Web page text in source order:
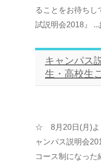
ることをお待ち
試説明会2018』 ...
キャンパス
生・高校生
☆ 8月20日(月)よ
ャンパス説明会
コース制になった